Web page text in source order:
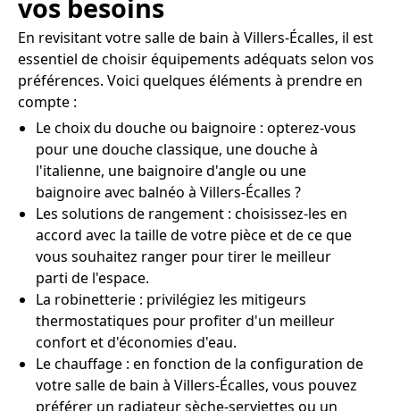
vos besoins
En revisitant votre salle de bain à Villers-Écalles, il est
essentiel de choisir équipements adéquats selon vos
préférences. Voici quelques éléments à prendre en
compte :
Le choix du douche ou baignoire : opterez-vous
pour une douche classique, une douche à
l'italienne, une baignoire d'angle ou une
baignoire avec balnéo à Villers-Écalles ?
Les solutions de rangement : choisissez-les en
accord avec la taille de votre pièce et de ce que
vous souhaitez ranger pour tirer le meilleur
parti de l'espace.
La robinetterie : privilégiez les mitigeurs
thermostatiques pour profiter d'un meilleur
confort et d'économies d'eau.
Le chauffage : en fonction de la configuration de
votre salle de bain à Villers-Écalles, vous pouvez
préférer un radiateur sèche-serviettes ou un